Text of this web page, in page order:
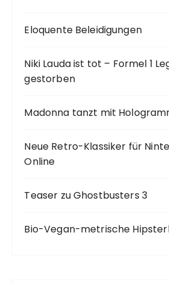
Eloquente Beleidigungen
Niki Lauda ist tot – Formel 1
gestorben
Madonna tanzt mit
Neue Retro-Klassiker für
Online
Teaser zu Ghostbusters 3
Bio-Vegan-metrische